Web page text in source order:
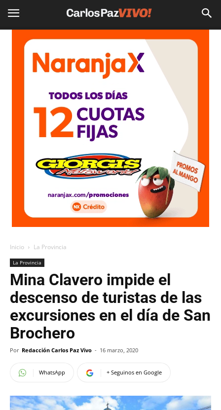
Inicio La Provincia
La Provincia
Mina Clavero impide el
descenso de turistas de las
excursiones en el día de San
Brochero
Por Redacción Carlos Paz Vivo - 16 marzo, 2020
WhatsApp + Seguinos en Google